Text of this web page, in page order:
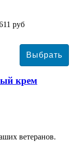
руб
крем
ветеранов.